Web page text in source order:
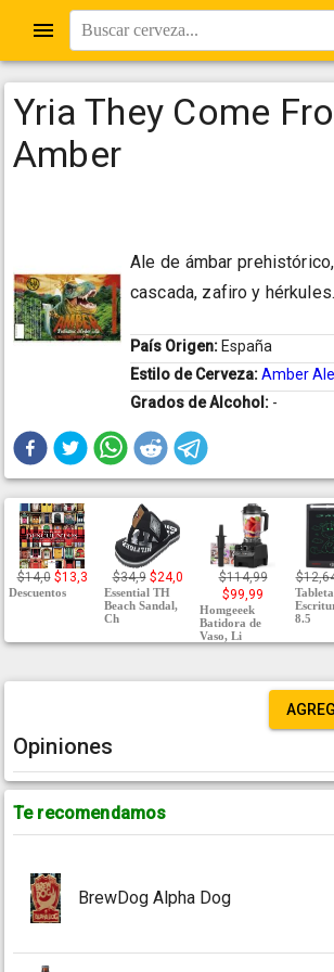
Buscar cerveza...
Yria They Come
Amber
Ale de ámbar
cascada, zafiro y hérkules.
País Origen: España
Estilo de Cerveza:Amber Ale
Grados de Alcohol: -
$14,0 $13,3
Descuentos
$34,9 $24,0
Essential TH
Beach Sandal,
Ch
$114,99
$99,99
Homgeeek
Batidora de
Vaso, Li
8.5
Opiniones
Te recomendamos
BrewDog Alpha Dog